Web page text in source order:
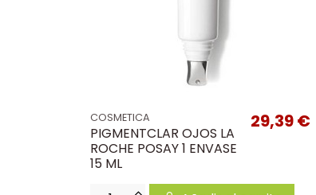
COSMETICA
PIGMENTCLAR OJOS LA
ROCHE POSAY 1 ENVASE
15 ML
29,39 €